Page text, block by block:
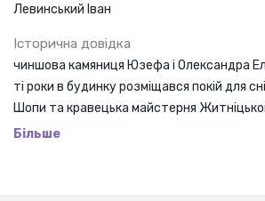
Левинський Іван
Історична довідка
чиншова камяниця Юзефа і Олександра
ті роки в будинку розміщався покій для
Шопи та кравецька майстерня
магазин Давидовського.
Більше